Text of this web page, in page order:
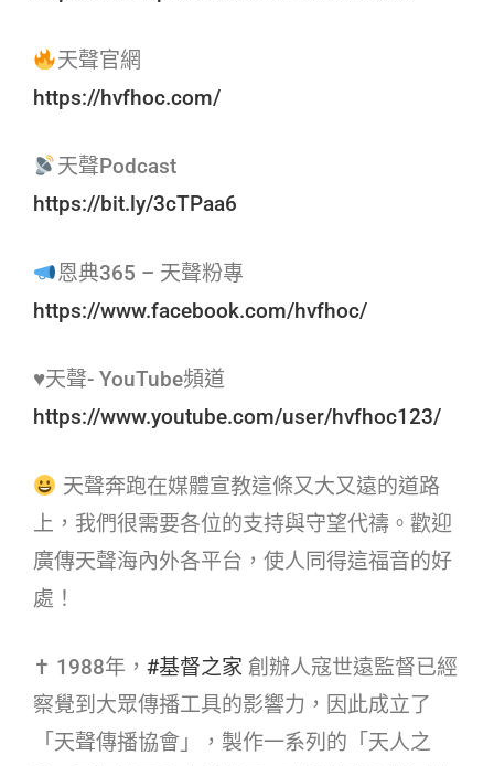
天聲官網
https://hvfhoc.com/
天聲Podcast
https://bit.ly/3cTPaa6
恩典365 – 天聲粉專
https://www.facebook.com/hvfhoc/
♥天聲- YouTube頻道
https://www.youtube.com/user/hvfhoc123/
天聲奔跑在媒體宣教這條又大又遠的道路
上，我們很需要各位的支持與守望代禱。歡迎
廣傳天聲海內外各平台，使人同得這福音的好
處！
✝ 1988年， #基督之家​ 創辦人寇世遠監督已經
察覺到大眾傳播工具的影響力，因此成立了
「天聲傳播協會」，製作一系列的「天人之